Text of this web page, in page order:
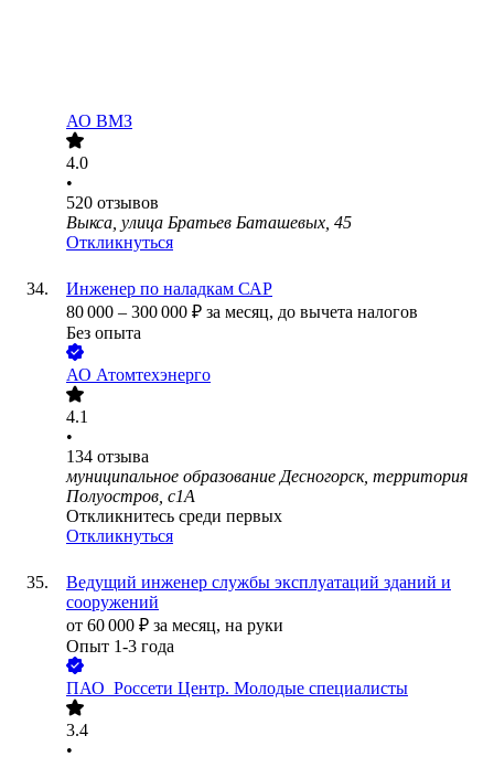
АО ВМЗ
4.0
•
520 отзывов
Выкса, улица Братьев Баташевых, 45
Откликнуться
Инженер по наладкам САР
80 000 – 300 000 ₽ за месяц, до вычета налогов
Без опыта
АО Атомтехэнерго
4.1
•
134 отзыва
муниципальное образование Десногорск, территория
Полуостров, с1А
Откликнитесь среди первых
Откликнуться
Ведущий инженер службы эксплуатаций зданий и
сооружений
от 60 000 ₽ за месяц, на руки
Опыт 1-3 года
ПАО Россети Центр. Молодые специалисты
3.4
•